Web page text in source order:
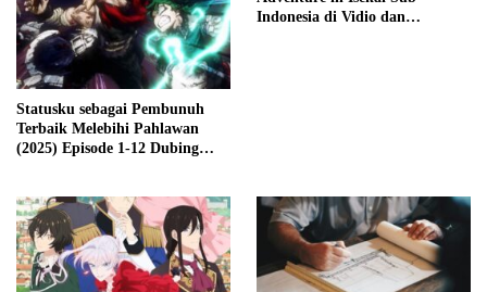
Statusku sebagai Pembunuh
Terbaik Melebihi Pahlawan
(2025) Episode 1-12 Dubing
Indonesia di Vidio dan